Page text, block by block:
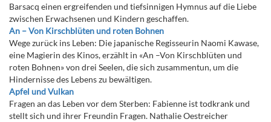
Barsacq einen ergreifenden und tiefsinnigen Hymnus auf die Liebe
zwischen Erwachsenen und Kindern geschaffen.
An – Von Kirschblüten und roten Bohnen
Wege zurück ins Leben: Die japanische Regisseurin Naomi Kawase,
eine Magierin des Kinos, erzählt in «An –Von Kirschblüten und
roten Bohnen» von drei Seelen, die sich zusammentun, um die
Hindernisse des Lebens zu bewältigen.
Apfel und Vulkan
Fragen an das Leben vor dem Sterben: Fabienne ist todkrank und
stellt sich und ihrer Freundin Fragen. Nathalie Oestreicher